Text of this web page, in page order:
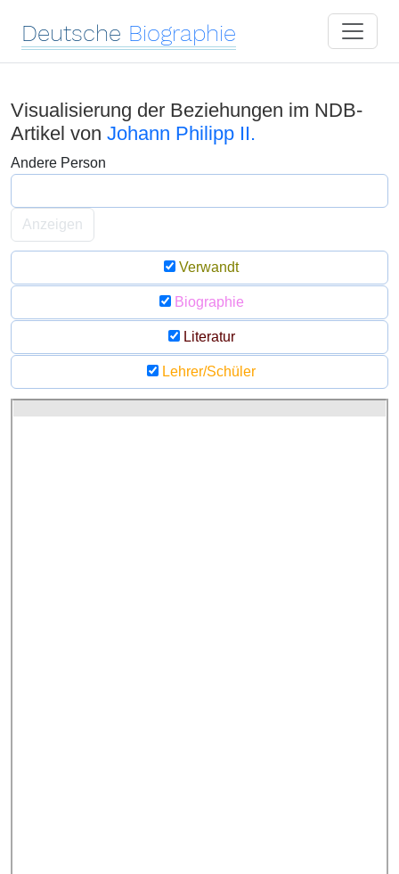
Deutsche Biographie
Visualisierung der Beziehungen im NDB-
Artikel von Johann Philipp II.
Andere Person
Anzeigen
Verwandt
Biographie
Literatur
Lehrer/Schüler